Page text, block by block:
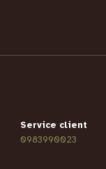
Service client
0983990023